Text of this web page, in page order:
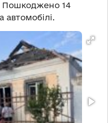
Пошкоджено 14
автомобілі.